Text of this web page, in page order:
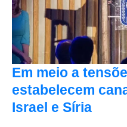
Em meio a
estabelecem
Israel e Síria